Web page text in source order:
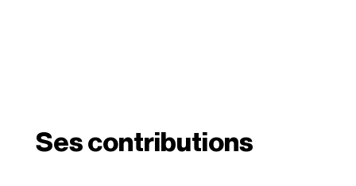
Ses contributions